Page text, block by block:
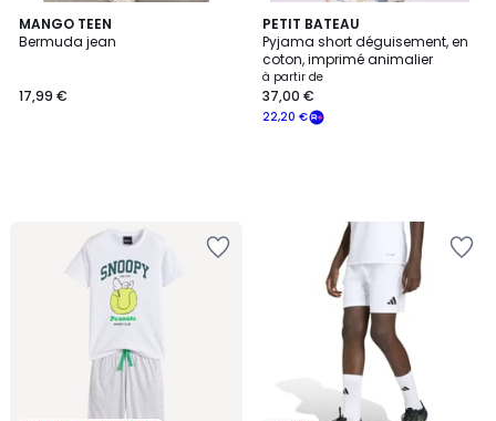
MANGO TEEN
Bermuda jean
17,99 €
PETIT BATEAU
Pyjama short déguisement, en
coton, imprimé animalier
à partir de
22,20 €
37,00 €